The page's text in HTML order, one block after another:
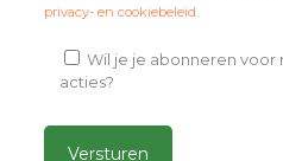
privacy- en cookiebeleid
Wil je je abonneren
acties?